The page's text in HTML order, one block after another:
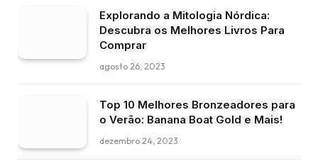
Explorando a Mitologia Nórdica:
Descubra os Melhores Livros Para
Comprar
agosto 26, 2023
Top 10 Melhores Bronzeadores para
o Verão: Banana Boat Gold e Mais!
dezembro 24, 2023